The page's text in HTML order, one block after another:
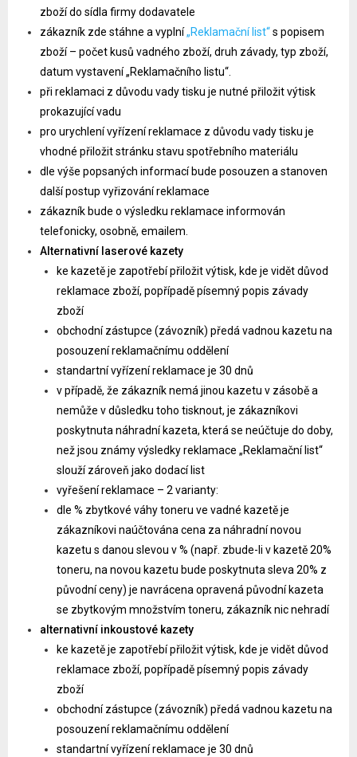
zboží do sídla firmy dodavatele
zákazník zde stáhne a vyplní„Reklamační list“s popisem
zboží – počet kusů vadného zboží, druh závady, typ zboží,
datum vystavení „Reklamačního listu“.
při reklamaci z důvodu vady tisku je nutné přiložit výtisk
prokazující vadu
pro urychlení vyřízení reklamace z důvodu vady tisku je
vhodné přiložit stránku stavu spotřebního materiálu
dle výše popsaných informací bude posouzen a stanoven
další postup vyřizování reklamace
zákazník bude o výsledku reklamace informován
telefonicky, osobně, emailem.
Alternativní laserové kazety
ke kazetě je zapotřebí přiložit výtisk, kde je vidět důvod
reklamace zboží, popřípadě písemný popis závady
zboží
obchodní zástupce (závozník) předá vadnou kazetu na
posouzení reklamačnímu oddělení
standartní vyřízení reklamace je 30 dnů
v případě, že zákazník nemá jinou kazetu v zásobě a
nemůže v důsledku toho tisknout, je zákazníkovi
poskytnuta náhradní kazeta, která se neúčtuje do doby,
než jsou známy výsledky reklamace „Reklamační list“
slouží zároveň jako dodací list
vyřešení reklamace – 2 varianty:
dle % zbytkové váhy toneru ve vadné kazetě je
zákazníkovi naúčtována cena za náhradní novou
kazetu s danou slevou v % (např. zbude-li v kazetě 20%
toneru, na novou kazetu bude poskytnuta sleva 20% z
původní ceny) je navrácena opravená původní kazeta
se zbytkovým množstvím toneru, zákazník nic nehradí
alternativní inkoustové kazety
ke kazetě je zapotřebí přiložit výtisk, kde je vidět důvod
reklamace zboží, popřípadě písemný popis závady
zboží
obchodní zástupce (závozník) předá vadnou kazetu na
posouzení reklamačnímu oddělení
standartní vyřízení reklamace je 30 dnů